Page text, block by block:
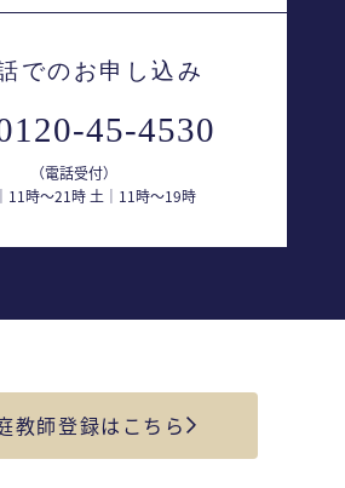
でのお申し込み
45-4530
（電話受付）
11時〜21時 土｜11時〜19時
教師登録はこちら